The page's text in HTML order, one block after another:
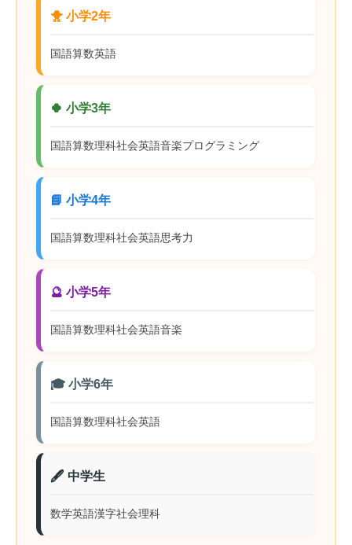
🐥 小学2年
国語算数英語
🍀 小学3年
国語算数理科社会英語音楽プログラミング
📘 小学4年
国語算数理科社会英語思考力
🔮 小学5年
国語算数理科社会英語音楽
🎓 小学6年
国語算数理科社会英語
🖋️ 中学生
数学英語漢字社会理科